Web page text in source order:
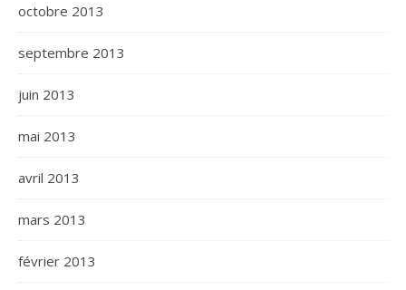
octobre 2013
septembre 2013
juin 2013
mai 2013
avril 2013
mars 2013
février 2013